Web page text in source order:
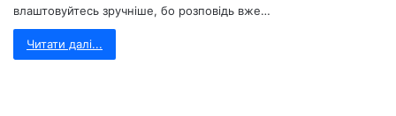
влаштовуйтесь зручніше, бо розповідь вже…
Читати далі...